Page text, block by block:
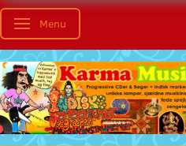
Skifte navigation
Menu